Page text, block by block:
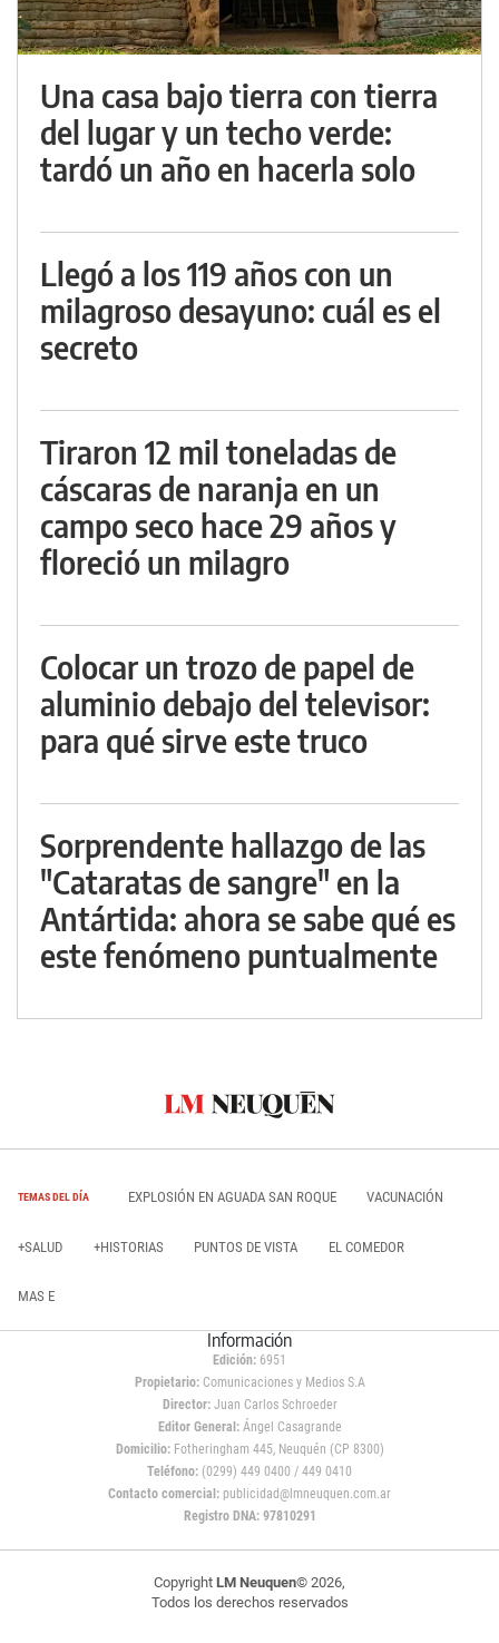
Una casa bajo tierra con tierra
del lugar y un techo verde:
tardó un año en hacerla solo
Llegó a los 119 años con un
milagroso desayuno: cuál es el
secreto
Tiraron 12 mil toneladas de
cáscaras de naranja en un
campo seco hace 29 años y
floreció un milagro
Colocar un trozo de papel de
aluminio debajo del televisor:
para qué sirve este truco
Sorprendente hallazgo de las
"Cataratas de sangre" en la
Antártida: ahora se sabe qué es
este fenómeno puntualmente
TEMAS DEL DÍA EXPLOSIÓN EN AGUADA SAN ROQUE VACUNACIÓN
+SALUD +HISTORIAS PUNTOS DE VISTA EL COMEDOR
MAS E
Información
Edición: 6951
Propietario:Comunicaciones y Medios S.A
Director: Juan Carlos Schroeder
Editor General:Ángel Casagrande
Domicilio:Fotheringham 445, Neuquén (CP 8300)
Teléfono: (0299) 449 0400 / 449 0410
Contacto comercial: publicidad@lmneuquen.com.ar
Registro DNA: 97810291
Copyright LM Neuquen© 2026,
Todos los derechos reservados